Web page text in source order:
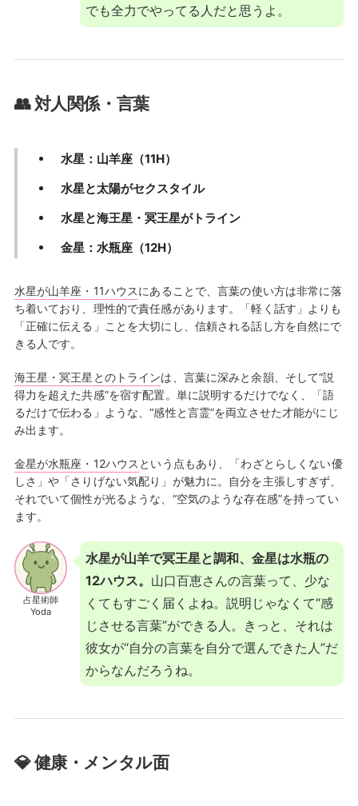
でも全力でやってる人だと思うよ。
👥 対人関係・言葉
水星：山羊座（11H）
水星と太陽がセクスタイル
水星と海王星・冥王星がトライン
金星：水瓶座（12H）
水星が山羊座・11ハウスにあることで、言葉の使い方は非常に落
ち着いており、理性的で責任感があります。「軽く話す」よりも
「正確に伝える」ことを大切にし、信頼される話し方を自然にで
きる人です。
海王星・冥王星とのトラインは、言葉に深みと余韻、そして“説
得力を超えた共感”を宿す配置。単に説明するだけでなく、「語
るだけで伝わる」ような、“感性と言霊”を両立させた才能がにじ
み出ます。
金星が水瓶座・12ハウス という点もあり、「わざとらしくない優
しさ」や「さりげない気配り」が魅力に。自分を主張しすぎず、
それでいて個性が光るような、“空気のような存在感”を持ってい
ます。
占星術師
Yoda
水星が山羊で冥王星と調和、金星は水瓶の
12ハウス。 山口百恵さんの言葉って、少な
くてもすごく届くよね。説明じゃなくて“感
じさせる言葉”ができる人。きっと、それは
彼女が“自分の言葉を自分で選んできた人”だ
からなんだろうね。
💎 健康・メンタル面